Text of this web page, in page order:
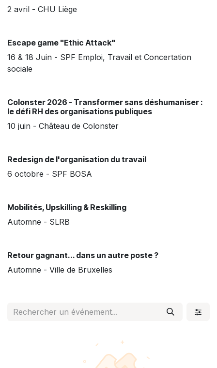
2 avril - CHU Liège
Escape game "Ethic Attack"
16 & 18 Juin - SPF Emploi, Travail et Concertation
sociale
Colonster 2026 - Transformer sans déshumaniser :
le défi RH des organisations publiques
10 juin - Château de Colonster
Redesign de l'organisation du travail
6 octobre - SPF BOSA
Mobilités, Upskilling & Reskilling
Automne - SLRB
Retour gagnant... dans un autre poste ?
Automne - Ville de Bruxelles